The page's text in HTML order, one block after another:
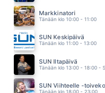
STARSHIP
23.43
Markkinatori
Tänään klo 10:00 - 11:00
SUN Keskipäivä
Tänään klo 11:00 - 13:00
SUN Iltapäivä
Tänään klo 13:00 - 18:00 -
SUN Viihteelle -
Tänään klo 18:00 - 23:00